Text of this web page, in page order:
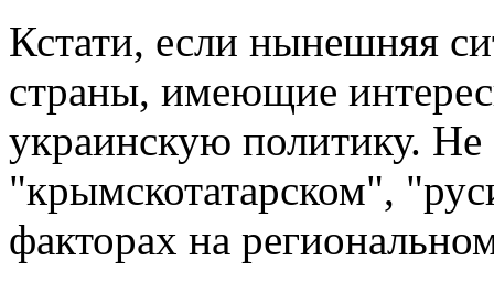
Кстати, если нынешняя
страны, имеющие
украинскую политику.
"крымскотатарском",
факторах на